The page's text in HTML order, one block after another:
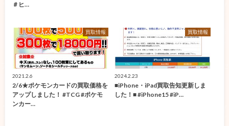
＃ヒ…
買取情報
2021.2.6
2/6★ポケモンカードの買取価格を
アップしました！ #TCG #ポケモ
ンカー…
買取情報
2024.2.23
■iPhone・iPad買取告知更新しま
した！■ #iPhone15 #iP…